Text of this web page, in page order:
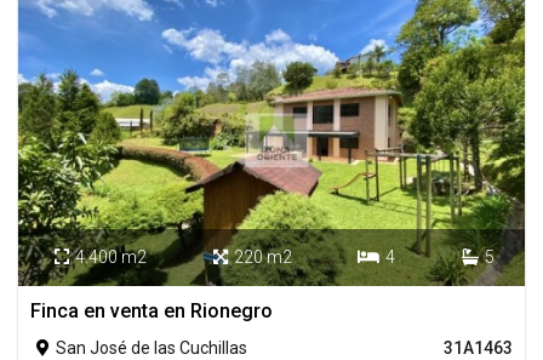
 4.400 m2  220 m2  4  5
Finca en venta en Rionegro
 San José de las Cuchillas
31A1463